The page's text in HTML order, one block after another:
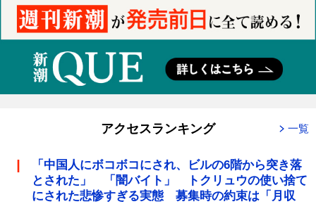
アクセスランキング 一覧
「中国人にボコボコにされ、ビルの6階から突き落
とされた」 「闇バイト」 トクリュウの使い捨て
にされた悲惨すぎる実態 募集時の約束は「月収